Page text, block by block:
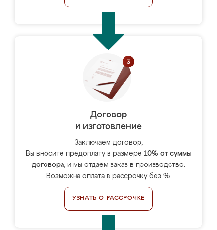
Договор
и изготовление
Заключаем договор,
Вы вносите предоплату в размере 10% от суммы
договора, и мы отдаём заказ в производство.
Возможна оплата в рассрочку без %.
УЗНАТЬ О РАССРОЧКЕ